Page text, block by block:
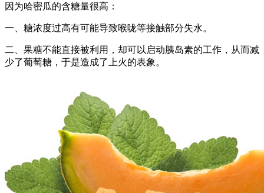
因为哈密瓜的含糖量很高：
一、糖浓度过高有可能导致喉咙等接触部分失水。
二、果糖不能直接被利用，却可以启动胰岛素的工作，从而减
少了葡萄糖，于是造成了上火的表象。